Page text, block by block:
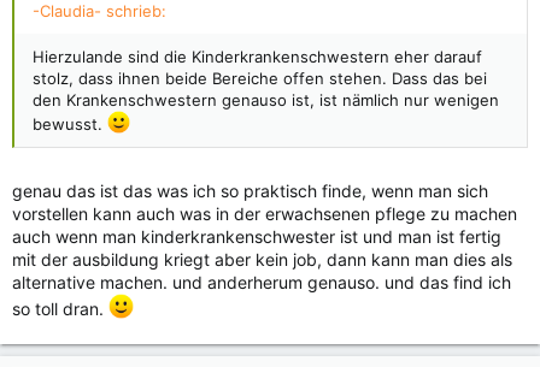
-Claudia- schrieb:
Hierzulande sind die Kinderkrankenschwestern eher darauf
stolz, dass ihnen beide Bereiche offen stehen. Dass das bei
den Krankenschwestern genauso ist, ist nämlich nur wenigen
bewusst.
genau das ist das was ich so praktisch finde, wenn man sich
vorstellen kann auch was in der erwachsenen pflege zu machen
auch wenn man kinderkrankenschwester ist und man ist fertig
mit der ausbildung kriegt aber kein job, dann kann man dies als
alternative machen. und anderherum genauso. und das find ich
so toll dran.